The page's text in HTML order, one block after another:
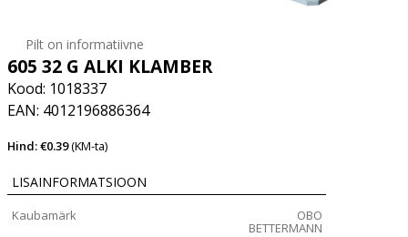
Pilt on informatiivne
605 32 G ALKI KLAMBER
Kood: 1018337
EAN: 4012196886364
Hind: €0.39(KM-ta)
LISAINFORMATSIOON
Kaubamärk OBO
BETTERMANN